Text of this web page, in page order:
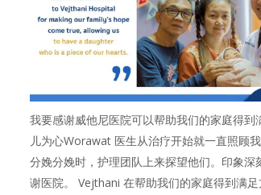
我要感谢威他尼医院可以帮助我们的家庭得到
儿为心Worawat 医生从治疗开始就一直照顾
分娩分娩时，护理团队上来探望他们。印象深
谢医院。 Vejthani 在帮助我们的家庭得到满足